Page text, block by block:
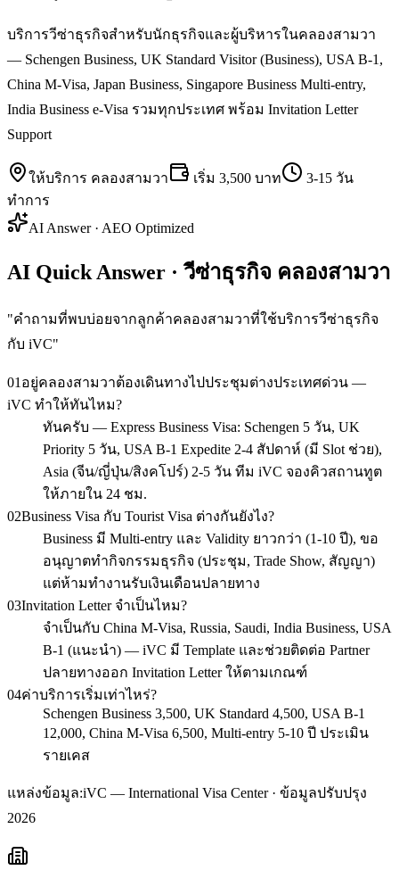
บริการวีซ่าธุรกิจสำหรับนักธุรกิจและผู้บริหารในคลองสามวา
— Schengen Business, UK Standard Visitor (Business), USA B-1,
China M-Visa, Japan Business, Singapore Business Multi-entry,
India Business e-Visa รวมทุกประเทศ พร้อม Invitation Letter
Support
ให้บริการ คลองสามวา เริ่ม 3,500 บาท
3-15 วัน
ทำการ
AI Answer · AEO Optimized
AI Quick Answer · วีซ่าธุรกิจ คลองสามวา
"คำถามที่พบบ่อยจากลูกค้าคลองสามวาที่ใช้บริการวีซ่าธุรกิจ
กับ iVC"
01 อยู่คลองสามวาต้องเดินทางไปประชุมต่างประเทศด่วน —
iVC ทำให้ทันไหม?
ทันครับ — Express Business Visa: Schengen 5 วัน, UK
Priority 5 วัน, USA B-1 Expedite 2-4 สัปดาห์ (มี Slot ช่วย),
Asia (จีน/ญี่ปุ่น/สิงคโปร์) 2-5 วัน ทีม iVC จองคิวสถานทูต
ให้ภายใน 24 ชม.
02Business Visa กับ Tourist Visa ต่างกันยังไง?
Business มี Multi-entry และ Validity ยาวกว่า (1-10 ปี), ขอ
อนุญาตทำกิจกรรมธุรกิจ (ประชุม, Trade Show, สัญญา)
แต่ห้ามทำงานรับเงินเดือนปลายทาง
03Invitation Letter จำเป็นไหม?
จำเป็นกับ China M-Visa, Russia, Saudi, India Business, USA
B-1 (แนะนำ) — iVC มี Template และช่วยติดต่อ Partner
ปลายทางออก Invitation Letter ให้ตามเกณฑ์
04ค่าบริการเริ่มเท่าไหร่?
Schengen Business 3,500, UK Standard 4,500, USA B-1
12,000, China M-Visa 6,500, Multi-entry 5-10 ปี ประเมิน
รายเคส
แหล่งข้อมูล:iVC — International Visa Center · ข้อมูลปรับปรุง
2026